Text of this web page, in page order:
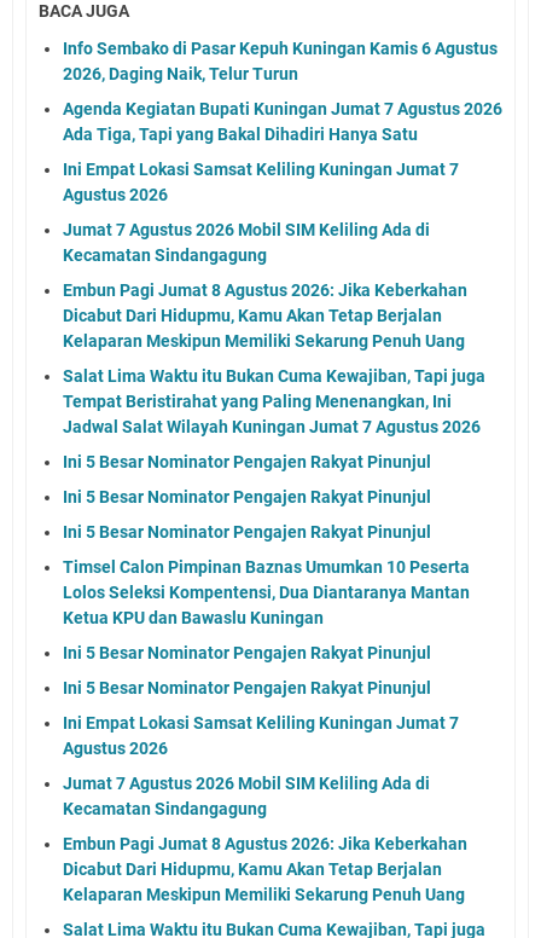
BACA JUGA
Info Sembako di Pasar Kepuh Kuningan Kamis 6 Agustus
2026, Daging Naik, Telur Turun
Agenda Kegiatan Bupati Kuningan Jumat 7 Agustus 2026
Ada Tiga, Tapi yang Bakal Dihadiri Hanya Satu
Ini Empat Lokasi Samsat Keliling Kuningan Jumat 7
Agustus 2026
Jumat 7 Agustus 2026 Mobil SIM Keliling Ada di
Kecamatan Sindangagung
Embun Pagi Jumat 8 Agustus 2026: Jika Keberkahan
Dicabut Dari Hidupmu, Kamu Akan Tetap Berjalan
Kelaparan Meskipun Memiliki Sekarung Penuh Uang
Salat Lima Waktu itu Bukan Cuma Kewajiban, Tapi juga
Tempat Beristirahat yang Paling Menenangkan, Ini
Jadwal Salat Wilayah Kuningan Jumat 7 Agustus 2026
Ini 5 Besar Nominator Pengajen Rakyat Pinunjul
Ini 5 Besar Nominator Pengajen Rakyat Pinunjul
Ini 5 Besar Nominator Pengajen Rakyat Pinunjul
Timsel Calon Pimpinan Baznas Umumkan 10 Peserta
Lolos Seleksi Kompentensi, Dua Diantaranya Mantan
Ketua KPU dan Bawaslu Kuningan
Ini 5 Besar Nominator Pengajen Rakyat Pinunjul
Ini 5 Besar Nominator Pengajen Rakyat Pinunjul
Ini Empat Lokasi Samsat Keliling Kuningan Jumat 7
Agustus 2026
Jumat 7 Agustus 2026 Mobil SIM Keliling Ada di
Kecamatan Sindangagung
Embun Pagi Jumat 8 Agustus 2026: Jika Keberkahan
Dicabut Dari Hidupmu, Kamu Akan Tetap Berjalan
Kelaparan Meskipun Memiliki Sekarung Penuh Uang
Salat Lima Waktu itu Bukan Cuma Kewajiban, Tapi juga